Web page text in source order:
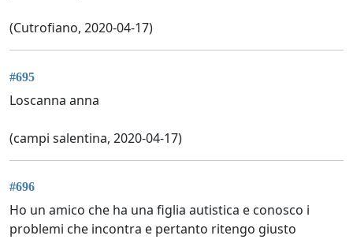
(Cutrofiano, 2020-04-17)
#695
Loscanna anna
(campi salentina, 2020-04-17)
#696
Ho un amico che ha una figlia autistica e conosco i
problemi che incontra e pertanto ritengo giusto